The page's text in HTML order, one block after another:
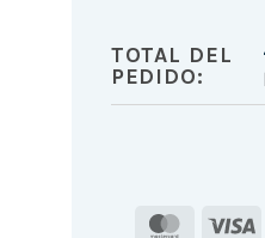
TOTAL DEL
PEDIDO: